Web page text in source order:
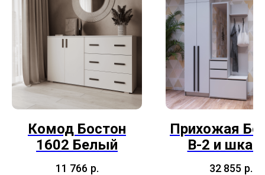
Комод Бостон
1602 Белый
11 766 р.
Прихожая
В-2 и шкаф
32 855 р.